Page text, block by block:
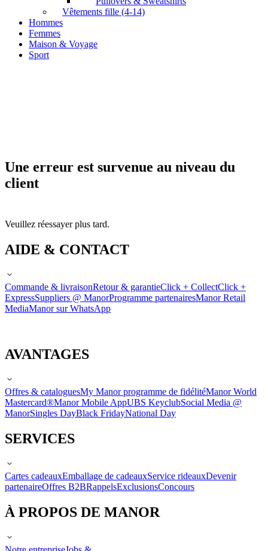
Vêtements fille (4-14)
Hommes
Femmes
Maison & Voyage
Sport
Une erreur est survenue au niveau du
client
Veuillez réessayer plus tard.
AIDE & CONTACT
Commande & livraisonRetour & garantieClick + CollectClick +
ExpressSuppliers @ ManorProgramme partenairesManor Retail
MediaManor sur WhatsApp
AVANTAGES
Offres & cataloguesMy Manor programme de fidélitéManor World
Mastercard®Manor Mobile AppUBS KeyclubSocial Media @
ManorSingles DayBlack FridayNational Day
SERVICES
Cartes cadeauxEmballage de cadeauxService rideauxDevenir
partenaireOffres B2BRappelsExclusionsConcours
À PROPOS DE MANOR